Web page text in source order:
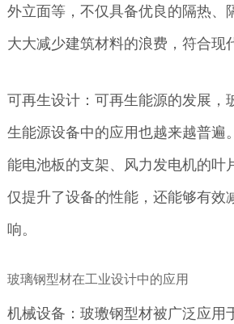
外立面等，不仅具备优良的隔热、
大大减少建筑材料的浪费，符合现
可再生设计：可再生能源的发展，
生能源设备中的应用也越来越普遍
能电池板的支架、风力发电机的叶
仅提升了设备的性能，还能够有效
响。
玻璃钢型材在工业设计中的应用
机械设备：玻璷钢型材被广泛应用